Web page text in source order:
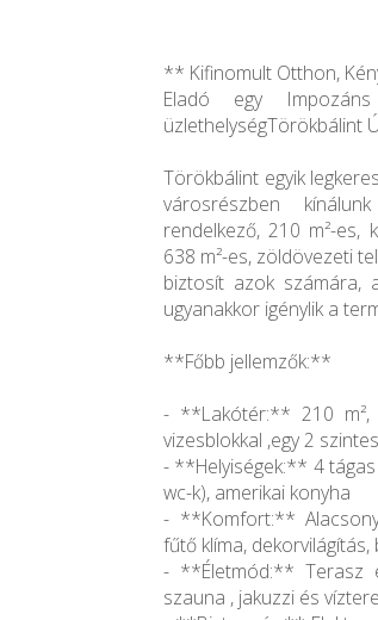
** Kifinomult Otthon,
Eladó egy
üzlethelységTörökbálint
Törökbálint egyik
városrészben
rendelkező, 210 m²-es,
638 m²-es, zöldövezeti
biztosít azok számára,
ugyanakkor igénylik a
**Főbb jellemzők:**
- **Lakótér:** 210 m²,
vizesblokkal ,egy 2
- **Helyiségek:** 4
wc-k), amerikai konyha
- **Komfort:**
fűtő klíma,
- **Életmód:** Terasz
szauna , jakuzzi és